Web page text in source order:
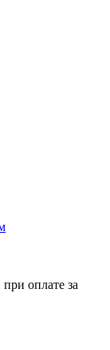
оплате за